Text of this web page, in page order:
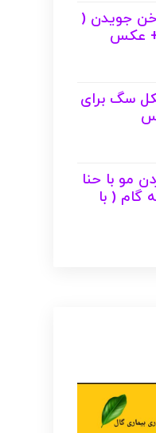
جویدن (
+ عکس
سگ برای
مو با حنا
گام ( با